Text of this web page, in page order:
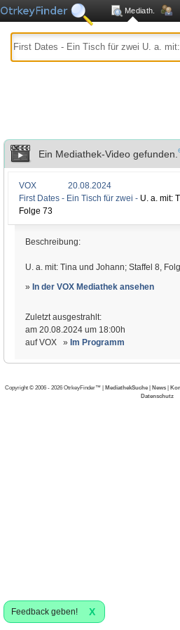
Mediath.
Ein Mediathek-Video gefunden.
VOX
20.08.2024
First Dates - Ein Tisch für zwei - U. a. mit:
Folge 73
Beschreibung:
U. a. mit: Tina und Johann; Staffel 8,
» In der VOX Mediathek ansehen
Zuletzt ausgestrahlt:
am 20.08.2024 um 18:00h
auf VOX » Im Programm
Copyright © 2006 - 2026 OtrkeyFinder™ | MediathekSuche | News |
Datenschutz
Feedback geben! X